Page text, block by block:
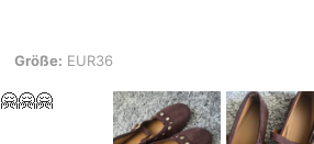
Größe: EUR36